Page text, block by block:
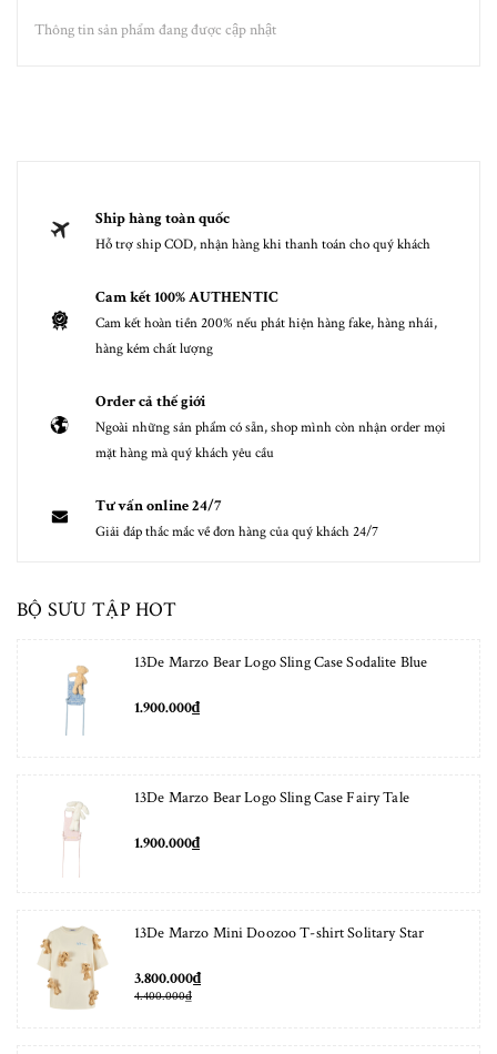
Thông tin sản phẩm đang được cập nhật
Ship hàng toàn quốc
Hỗ trợ ship COD, nhận hàng khi thanh toán cho quý khách
Cam kết 100% AUTHENTIC
Cam kết hoàn tiền 200% nếu phát hiện hàng fake, hàng nhái,
hàng kém chất lượng
Order cả thế giới
Ngoài những sản phẩm có sẵn, shop mình còn nhận order mọi
mặt hàng mà quý khách yêu cầu
Tư vấn online 24/7
Giải đáp thắc mắc về đơn hàng của quý khách 24/7
BỘ SƯU TẬP HOT
13De Marzo Bear Logo Sling Case Sodalite Blue
1.900.000₫
13De Marzo Bear Logo Sling Case Fairy Tale
1.900.000₫
13De Marzo Mini Doozoo T-shirt Solitary Star
3.800.000₫
4.400.000₫